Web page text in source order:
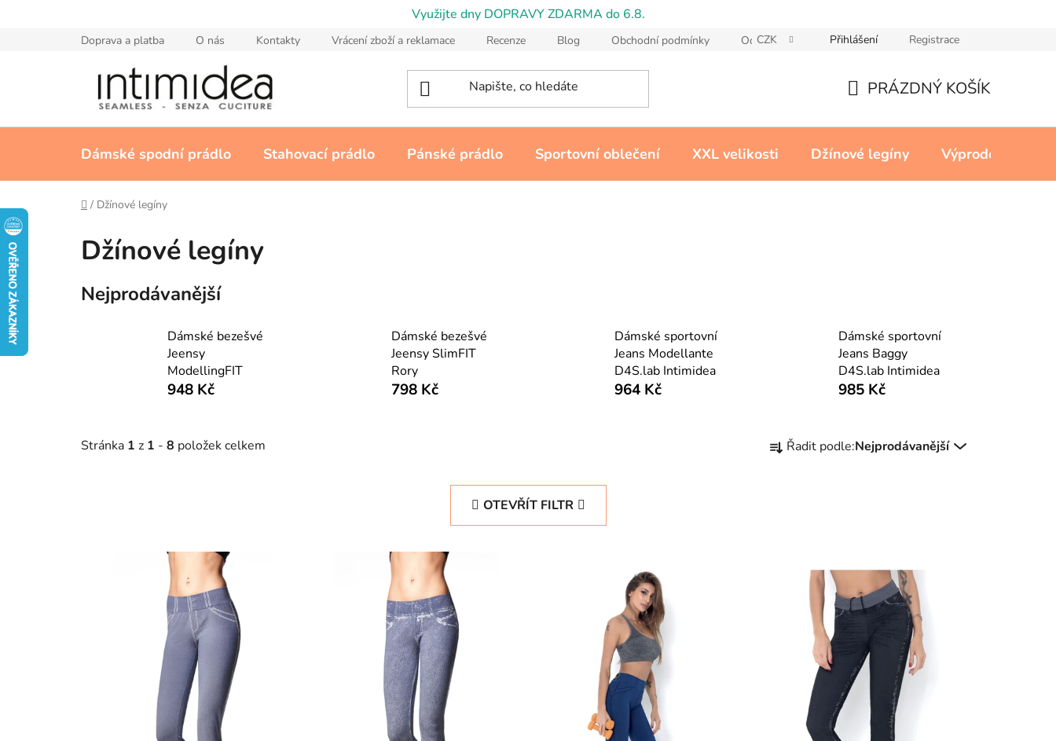
Využijte dny DOPRAVY ZDARMA do 6.8.
Doprava a platba O nás Kontakty Vrácení zboží a reklamace Recenze Blog Obchodní podmínky Ochrana osobních údajů Reklamační řád
CZK Přihlášení Registrace
KOŠÍK
PRÁZDNÝ KOŠÍK
Dámské spodní prádlo Stahovací prádlo Pánské prádlo Sportovní oblečení XXL velikosti Džínové legíny Výprodej
Domů
/ Džínové legíny
Džínové legíny
Nejprodávanější
Dámské bezešvé
Jeensy
ModellingFIT
948 Kč
Dámské bezešvé
Jeensy SlimFIT
Rory
798 Kč
Dámské sportovní
Jeans Modellante
D4S.lab Intimidea
964 Kč
Dámské sportovní
Jeans Baggy
D4S.lab Intimidea
985 Kč
Stránka 1 z 1 - 8 položek celkem
a Řadit podle:Nejprodávanější
OTEVŘÍT FILTR